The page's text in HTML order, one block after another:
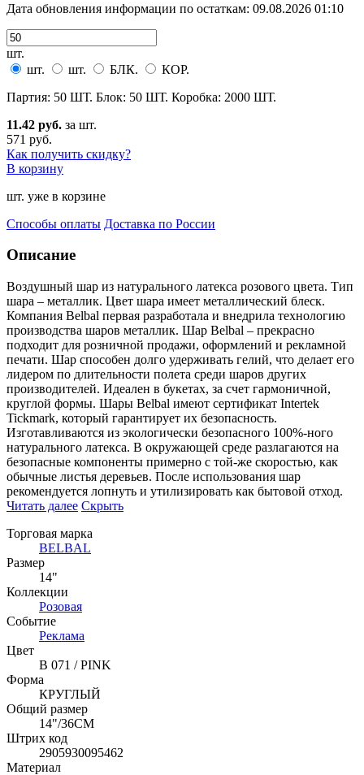
Дата обновления информации по остаткам: 09.08.2026 01:10
шт.
шт.
шт. БЛК.
КОР.
Партия: 50 ШТ. Блок: 50 ШТ. Коробка: 2000 ШТ.
11.42 руб. за шт.
571 руб.
Как получить скидку?
В корзину
шт. уже в корзине
Способы оплаты Доставка по России
Описание
Воздушный шар из натурального латекса розового цвета. Тип
шара – металлик. Цвет шара имеет металлический блеск.
Компания Belbal первая разработала и внедрила технологию
производства шаров металлик. Шар Belbal – прекрасно
подходит для розничной продажи, оформлений и рекламной
печати. Шар способен долго удерживать гелий, что делает его
лидером по длительности полета среди шаров других
производителей. Идеален в букетах, за счет гармоничной,
круглой формы. Шары Belbal имеют сертификат Intertek
Tickmark, который гарантирует их безопасность.
Изготавливаются из экологически безопасного 100%-ного
натурального латекса. В окружающей среде разлагаются на
безопасные компоненты примерно с той-же скоростью, как
обычные листья деревьев. После использования шар
рекомендуется лопнуть и утилизировать как бытовой отход.
Читать далее Скрыть
Торговая марка
BELBAL
Размер
14"
Коллекции
Розовая
Событие
Реклама
Цвет
B 071 / PINK
Форма
КРУГЛЫЙ
Общий размер
14"/36СМ
Штрих код
2905930095462
Материал